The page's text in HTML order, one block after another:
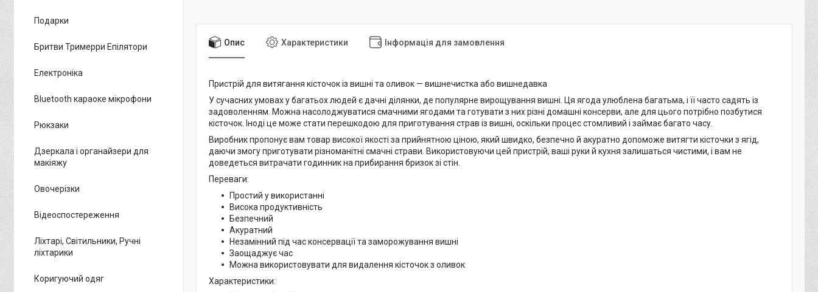
Опис Характеристики Інформація для замовлення
Пристрій для витягання кісточок із вишні та оливок — вишнечистка або вишнедавка
У сучасних умовах у багатьох людей є дачні ділянки, де популярне вирощування вишні. Ця ягода улюблена багатьма, і її часто садять із
задоволенням. Можна насолоджуватися смачними ягодами та готувати з них різні домашні консерви, але для цього потрібно позбутися
кісточок. Іноді це може стати перешкодою для приготування страв із вишні, оскільки процес стомливий і займає багато часу.
Виробник пропонує вам товар високої якості за прийнятною ціною, який швидко, безпечно й акуратно допоможе витягти кісточки з ягід,
даючи змогу приготувати різноманітні смачні страви. Використовуючи цей пристрій, ваші руки й кухня залишаться чистими, і вам не
доведеться витрачати годинник на прибирання бризок зі стін.
Переваги:
Простий у використанні
Висока продуктивність
Безпечний
Акуратний
Незамінний під час консервації та заморожування вишні
Заощаджує час
Можна використовувати для видалення кісточок з оливок
Характеристики:
Подарки
Бритви Тримерри Епілятори
Електроніка
Bluetooth караоке мікрофони
Рюкзаки
Дзеркала і органайзери для
макіяжу
Овочерізки
Відеоспостереження
Ліхтарі, Світильники, Ручні
ліхтарики
Коригуючий одяг